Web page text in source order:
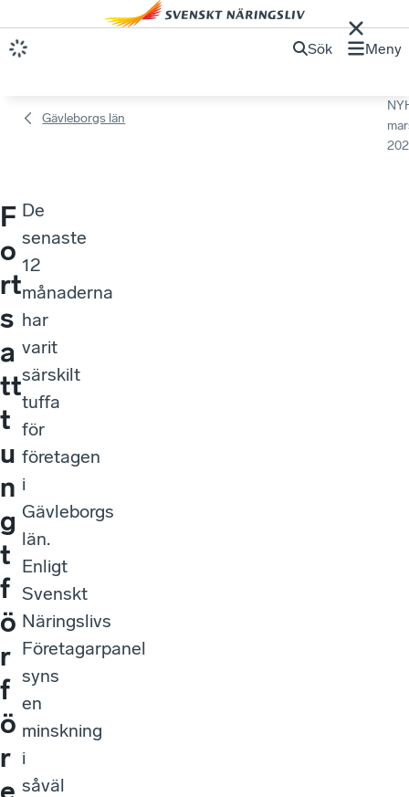
Sök Meny
Gävleborgs län
F
o
rt
s
a
tt
t
u
n
g
t
f
ö
r
f
ö
r
De
senaste
12
månaderna
har
varit
särskilt
tuffa
för
företagen
i
Gävleborgs
län.
Enligt
Svenskt
Näringslivs
Företagarpanel
syns
en
minskning
i
såväl